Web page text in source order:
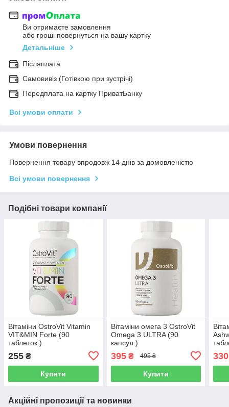
Ви отримаєте замовлення
або гроші повернуться на вашу картку
Детальніше
Післяплата
Самовивіз (Готівкою при зустрічі)
Передплата на картку ПриватБанку
Всі умови оплати
Умови повернення
Повернення товару впродовж 14 днів за домовленістю
Всі умови повернення
Подібні товари компанії
Вітаміни OstroVit Vitamin
VIT&MIN Forte (90
таблеток.)
255 ₴
Купити
Вітаміни омега 3 OstroVit
Omega 3 ULTRA (90
капсул.)
395₴ 495 ₴
Купити
330
Акційні пропозиції та новинки